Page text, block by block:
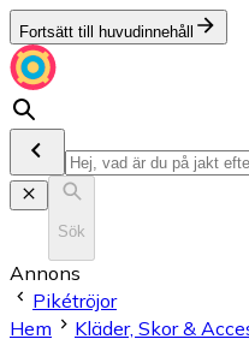
Fortsätt till huvudinnehåll
Sök
Annons
Pikétröjor
Hem
Kläder, Skor &